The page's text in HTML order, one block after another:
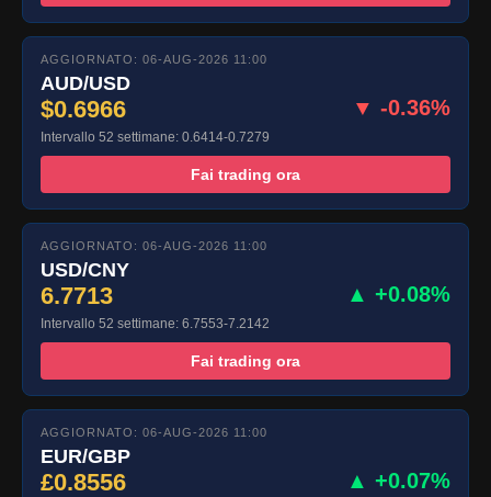
AGGIORNATO: 06-AUG-2026 11:00
AUD/USD
$0.6966 ▼ -0.36%
Intervallo 52 settimane: 0.6414-0.7279
Fai trading ora
AGGIORNATO: 06-AUG-2026 11:00
USD/CNY
6.7713 ▲ +0.08%
Intervallo 52 settimane: 6.7553-7.2142
Fai trading ora
AGGIORNATO: 06-AUG-2026 11:00
EUR/GBP
£0.8556 ▲ +0.07%